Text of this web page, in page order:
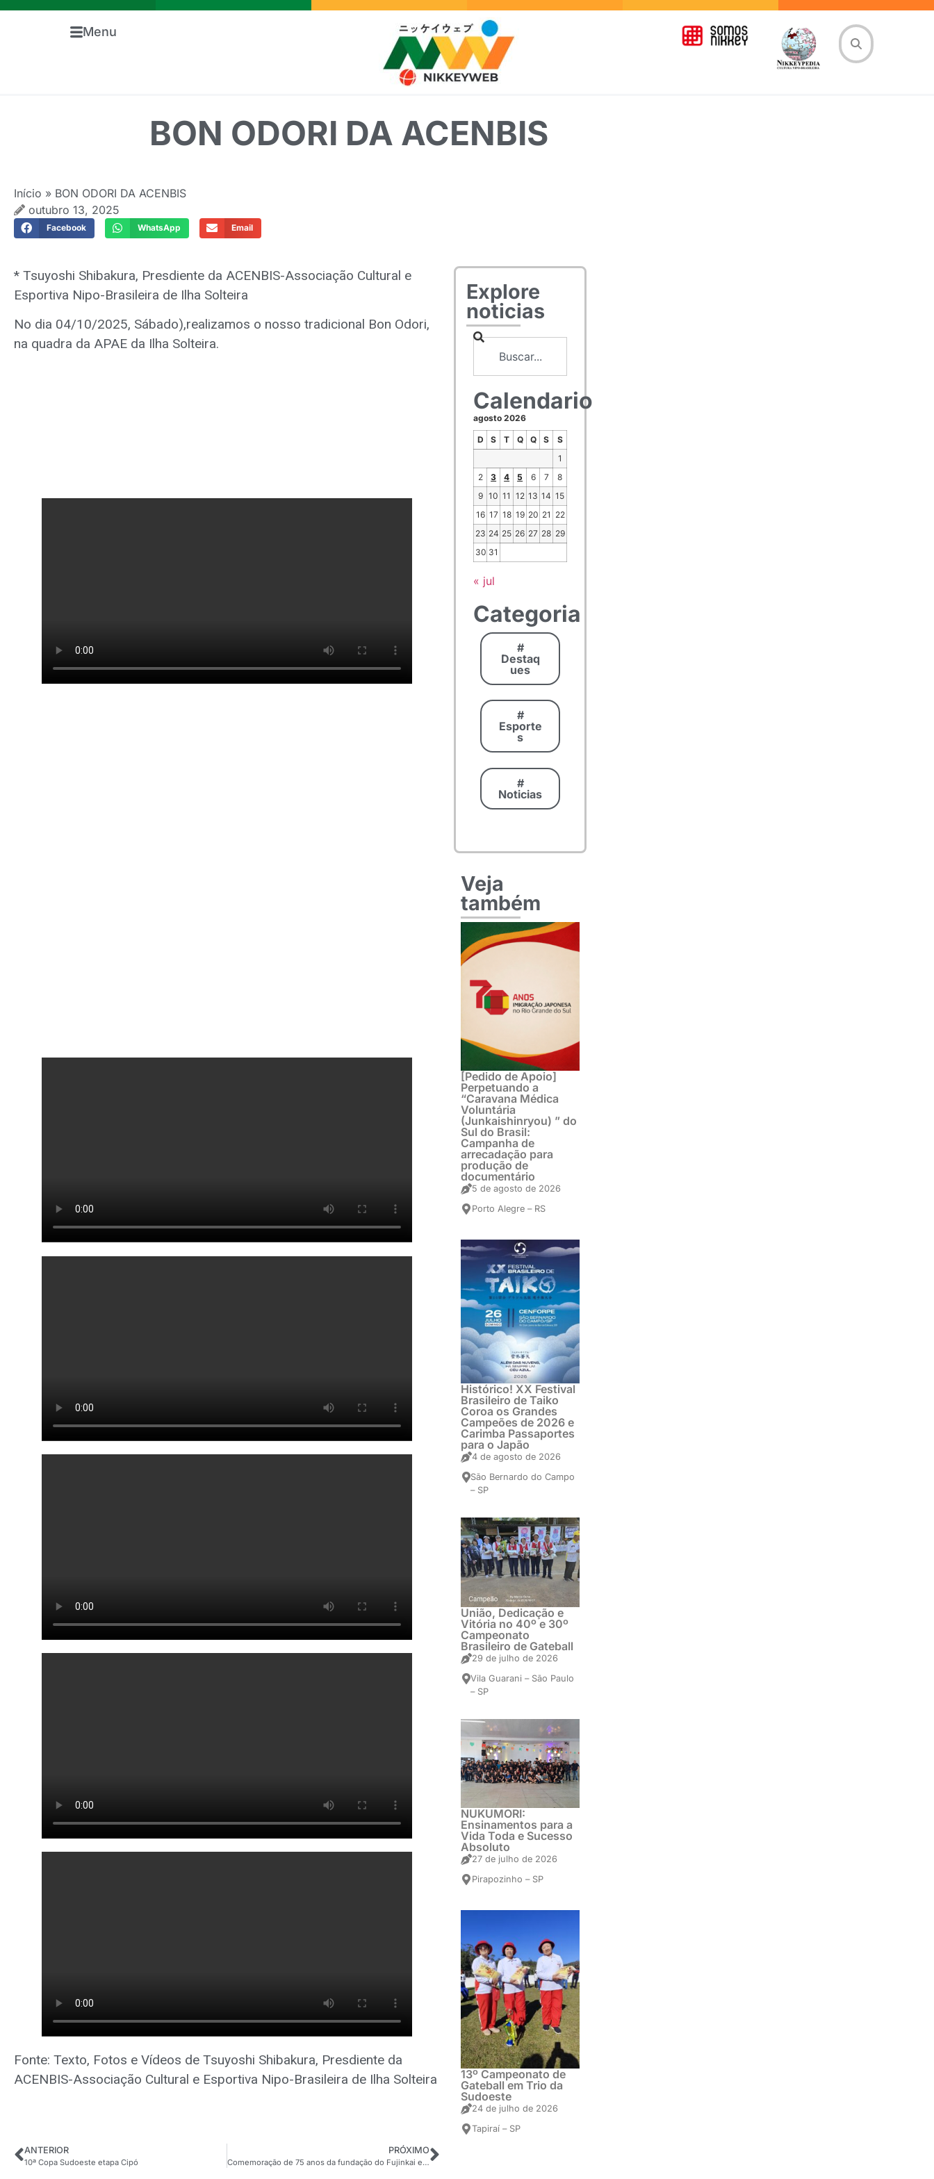
Menu
BON ODORI DA ACENBIS
Início » BON ODORI DA ACENBIS
outubro 13, 2025
Facebook WhatsApp Email
* Tsuyoshi Shibakura, Presdiente da ACENBIS-Associação Cultural e
Esportiva Nipo-Brasileira de Ilha Solteira
No dia 04/10/2025, Sábado),realizamos o nosso tradicional Bon Odori,
na quadra da APAE da Ilha Solteira.
Fonte: Texto, Fotos e Vídeos de Tsuyoshi Shibakura, Presdiente da
ACENBIS-Associação Cultural e Esportiva Nipo-Brasileira de Ilha Solteira
ANTERIOR
10ª Copa Sudoeste etapa Cipó
PRÓXIMO
Comemoração de 75 anos da fundação do Fujinkai e homenagens às ex presidentes do Kaikan de Vargem Grande Paulista
Explore
noticias
Calendario
agosto 2026
D S T Q Q S
S
1
2
3 4 5 6 7
8
9 10 11 12 13 14 15
16 17 18 19 20 21 22
23 24 25 26 27 28 29
30 31
« jul
Categoria
#
Destaq
ues
#
Esporte
s
#
Noticias
Veja
também
[Pedido de Apoio]
Perpetuando a
“Caravana Médica
Voluntária
(Junkaishinryou) ” do
Sul do Brasil:
Campanha de
arrecadação para
produção de
documentário
5 de agosto de 2026
Porto Alegre – RS
Histórico! XX Festival
Brasileiro de Taiko
Coroa os Grandes
Campeões de 2026 e
Carimba Passaportes
para o Japão
4 de agosto de 2026
São Bernardo do Campo
– SP
União, Dedicação e
Vitória no 40º e 30º
Campeonato
Brasileiro de Gateball
29 de julho de 2026
Vila Guarani – São Paulo
– SP
NUKUMORI:
Ensinamentos para a
Vida Toda e Sucesso
Absoluto
27 de julho de 2026
Pirapozinho – SP
13º Campeonato de
Gateball em Trio da
Sudoeste
24 de julho de 2026
Tapiraí – SP